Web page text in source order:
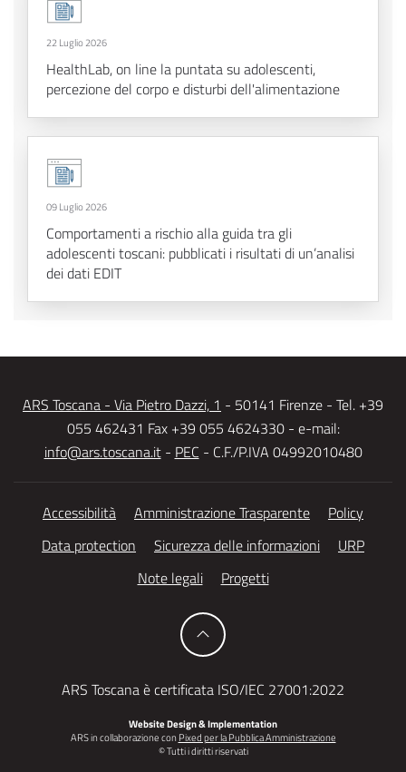
22 Luglio 2026
HealthLab, on line la puntata su adolescenti,
percezione del corpo e disturbi dell'alimentazione
09 Luglio 2026
Comportamenti a rischio alla guida tra gli
adolescenti toscani: pubblicati i risultati di un’analisi
dei dati EDIT
ARS Toscana - Via Pietro Dazzi, 1 - 50141 Firenze - Tel. +39
055 462431 Fax +39 055 4624330 - e-mail:
info@ars.toscana.it- PEC - C.F./P.IVA 04992010480
Accessibilità Amministrazione Trasparente
Policy
Data protection
Sicurezza delle informazioni
URP
Note legali
Progetti
ARS Toscana è certificata ISO/IEC 27001:2022
Website Design & Implementation
ARS in collaborazione conPixed per la Pubblica Amministrazione
© Tutti i diritti riservati